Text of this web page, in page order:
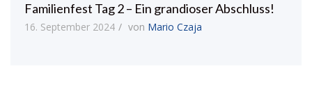
Familienfest Tag 2 – Ein grandioser Abschluss!
16. September 2024 von Mario Czaja